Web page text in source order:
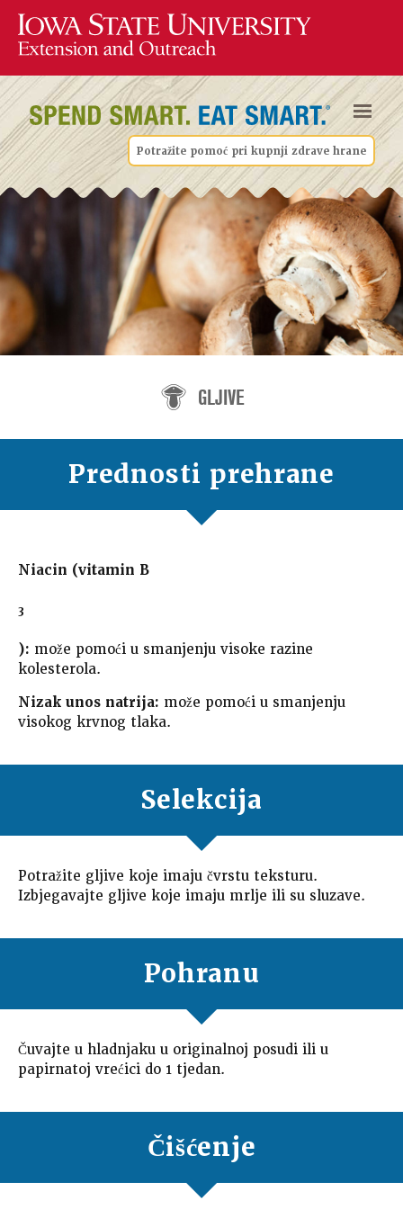
Potražite pomoć pri kupnji zdrave hrane
GLJIVE
Prednosti prehrane
Niacin (vitamin B
3
): može pomoći u smanjenju visoke razine
kolesterola.
Nizak unos natrija: može pomoći u smanjenju
visokog krvnog tlaka.
Selekcija
Potražite gljive koje imaju čvrstu teksturu.
Izbjegavajte gljive koje imaju mrlje ili su sluzave.
Pohranu
Čuvajte u hladnjaku u originalnoj posudi ili u
papirnatoj vrećici do 1 tjedan.
Čišćenje